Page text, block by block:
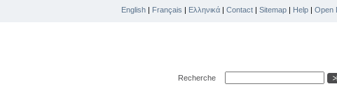
English | Français | Ελληνικά | Contact | Sitemap | Help | Open
Recherche